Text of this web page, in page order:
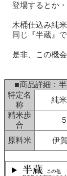
登場するとか・
木桶仕込み純米
同じ『半蔵』で
是非、この機会
■商品詳細：
特定名
称
純
精米歩
合
原料米 伊